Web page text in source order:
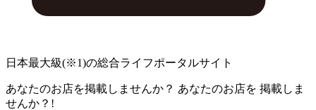
日本最大級(※1)の総合ライフポータルサイト
あなたのお店を掲載しませんか？ あなたのお店を 掲載しま
せんか？!